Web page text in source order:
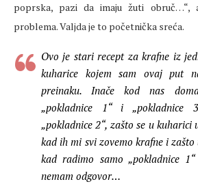
poprska, pazi da imaju žuti
problema. Valjda je to početnička sreća.
Ovo je stari recept za krafne iz
kuharice kojem sam ovaj put
preinaku. Inače kod nas
„pokladnice 1“ i „pokladnice
„pokladnice 2“, zašto se u kuharici
kad ih mi svi zovemo krafne i
kad radimo samo „pokladnice
nemam odgovor…